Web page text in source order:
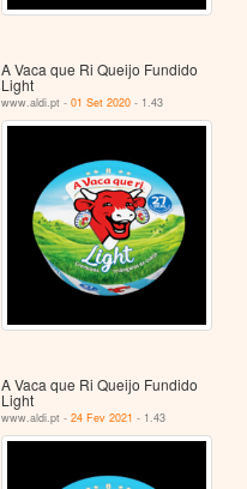
A Vaca que Ri Queijo Fundido
Light
www.aldi.pt - 01 Set 2020- 1.43
A Vaca que Ri Queijo Fundido
Light
www.aldi.pt - 24 Fev 2021 - 1.43